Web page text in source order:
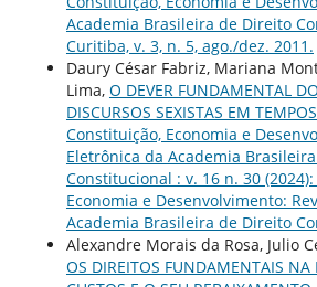
Academia Brasileira de Direito
Curitiba, v. 3, n. 5, ago./dez. 2011.
Daury César Fabriz, Mariana
Lima, O DEVER FUNDAMENTAL
DISCURSOS SEXISTAS EM
Constituição, Economia e
Eletrônica da Academia
Constitucional : v. 16 n. 30
Economia e Desenvolvimento:
Academia Brasileira de Direito
Alexandre Morais da Rosa, Julio
OS DIREITOS FUNDAMENTAIS NA